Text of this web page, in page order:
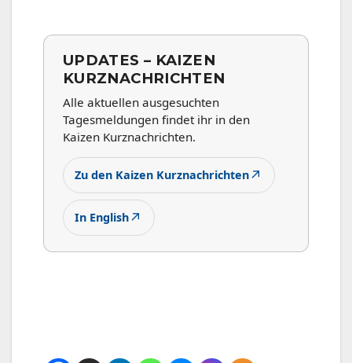
UPDATES – KAIZEN
KURZNACHRICHTEN
Alle aktuellen ausgesuchten
Tagesmeldungen findet ihr in den
Kaizen Kurznachrichten.
Zu den Kaizen Kurznachrichten↗
In English↗